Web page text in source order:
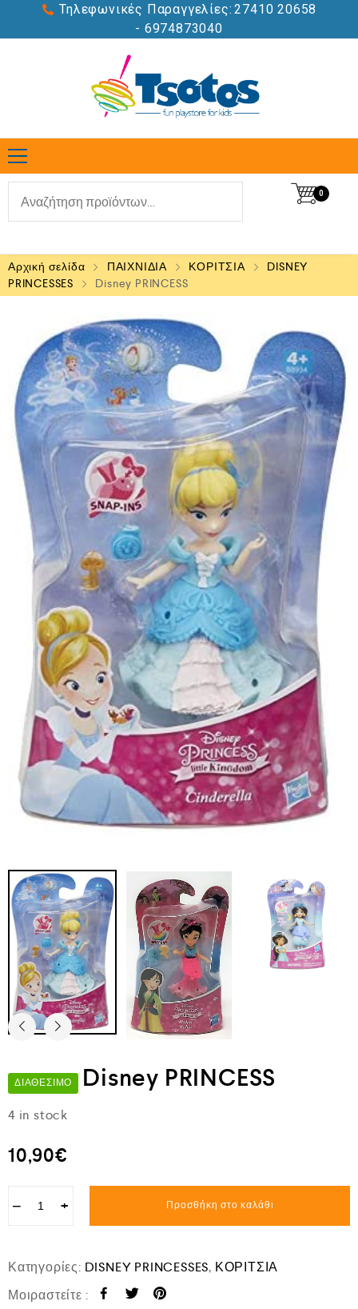
Τηλεφωνικές Παραγγελίες: 27410 20658
- 6974873040
0
Αρχική σελίδα ΠΑΙΧΝΙΔΙΑ ΚΟΡΙΤΣΙΑ
DISNEY
PRINCESSES
Disney PRINCESS
ΔΙΑΘΈΣΙΜΟ Disney PRINCESS
4 in stock
10,90€
− + Προσθήκη στο καλάθι
Κατηγορίες: DISNEY PRINCESSES, ΚΟΡΙΤΣΙΑ
Μοιραστείτε :